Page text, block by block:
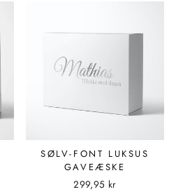
SØLV-FONT LUKSUS
GAVEÆSKE
299,95 kr